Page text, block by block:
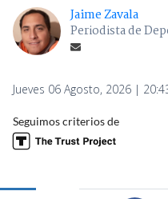
Jaime Zavala
Periodista de
Jueves 06 Agosto, 2026 |
Seguimos criterios de